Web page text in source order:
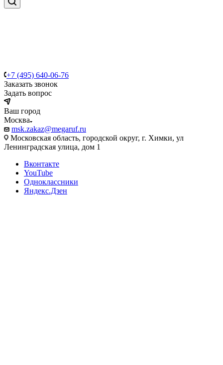
+7 (495) 640-06-76
Заказать звонок
Задать вопрос
Ваш город
Москва
msk.zakaz@megaruf.ru
Московская область, городской округ, г. Химки, ул
Ленинградская улица, дом 1
Вконтакте
YouTube
Одноклассники
Яндекс.Дзен